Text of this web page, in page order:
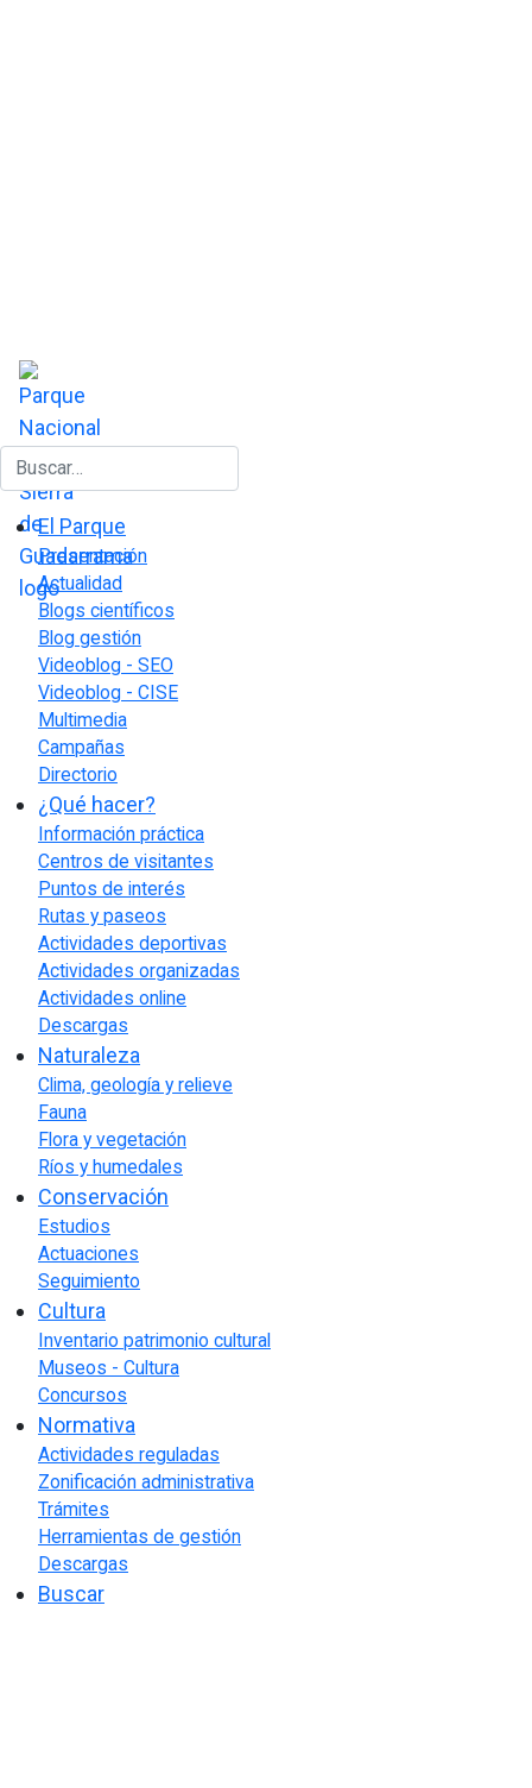
Buscar
El Parque
Presentación
Actualidad
Blogs científicos
Blog gestión
Videoblog - SEO
Videoblog - CISE
Multimedia
Campañas
Directorio
¿Qué hacer?
Información práctica
Centros de visitantes
Puntos de interés
Rutas y paseos
Actividades deportivas
Actividades organizadas
Actividades online
Descargas
Naturaleza
Clima, geología y relieve
Fauna
Flora y vegetación
Ríos y humedales
Conservación
Estudios
Actuaciones
Seguimiento
Cultura
Inventario patrimonio cultural
Museos - Cultura
Concursos
Normativa
Actividades reguladas
Zonificación administrativa
Trámites
Herramientas de gestión
Descargas
Buscar